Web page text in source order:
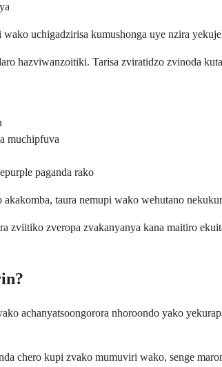
uchigadzirisa kumushonga uye nzira
hazviwanzoitiki. Tarisa zviratidzo zvinoda
muchipfuva
paganda rako
taura nemupi wako wehutano
zviitiko zveropa zvakanyanya kana maitiro
achanyatsoongorora nhoroondo yako
chero kupi zvako mumuviri wako, senge